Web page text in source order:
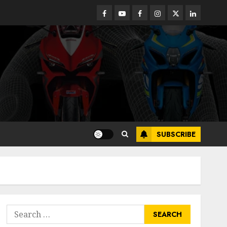
Facebook
YoutubeFacebookInstagram
Twitterlinkedin
SUBSCRIBE
Search
for: